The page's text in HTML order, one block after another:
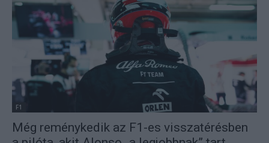
F1
Még reménykedik az F1-es visszatérésben